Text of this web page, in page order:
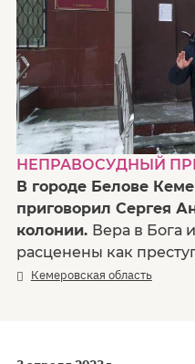
НЕПРАВОСУДНЫЙ
В городе Белове
приговорил Сергея
колонии. Вера в Бога
расценены как
Кемеровская область